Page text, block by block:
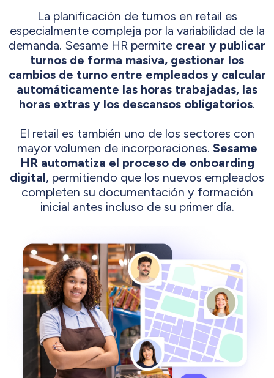
La planificación de turnos en retail es
especialmente compleja por la variabilidad de la
demanda. Sesame HR permite crear y publicar
turnos de forma masiva, gestionar los
cambios de turno entre empleados y calcular
automáticamente las horas trabajadas, las
horas extras y los descansos obligatorios.
El retail es también uno de los sectores con
mayor volumen de incorporaciones. Sesame
HR automatiza el proceso de onboarding
digital, permitiendo que los nuevos empleados
completen su documentación y formación
inicial antes incluso de su primer día.